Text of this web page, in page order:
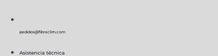
pedidos@fibraclim.com
Asistencia técnica